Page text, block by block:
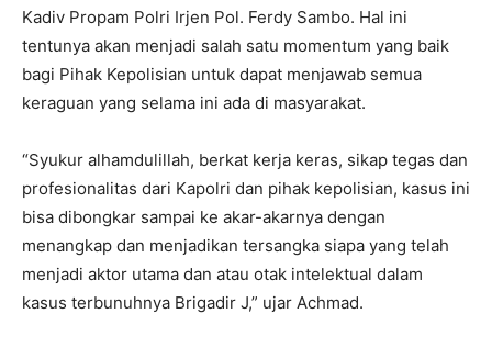
Kadiv Propam Polri Irjen Pol. Ferdy Sambo. Hal ini
tentunya akan menjadi salah satu momentum yang baik
bagi Pihak Kepolisian untuk dapat menjawab semua
keraguan yang selama ini ada di masyarakat.
“Syukur alhamdulillah, berkat kerja keras, sikap tegas dan
profesionalitas dari Kapolri dan pihak kepolisian, kasus ini
bisa dibongkar sampai ke akar-akarnya dengan
menangkap dan menjadikan tersangka siapa yang telah
menjadi aktor utama dan atau otak intelektual dalam
kasus terbunuhnya Brigadir J,” ujar Achmad.